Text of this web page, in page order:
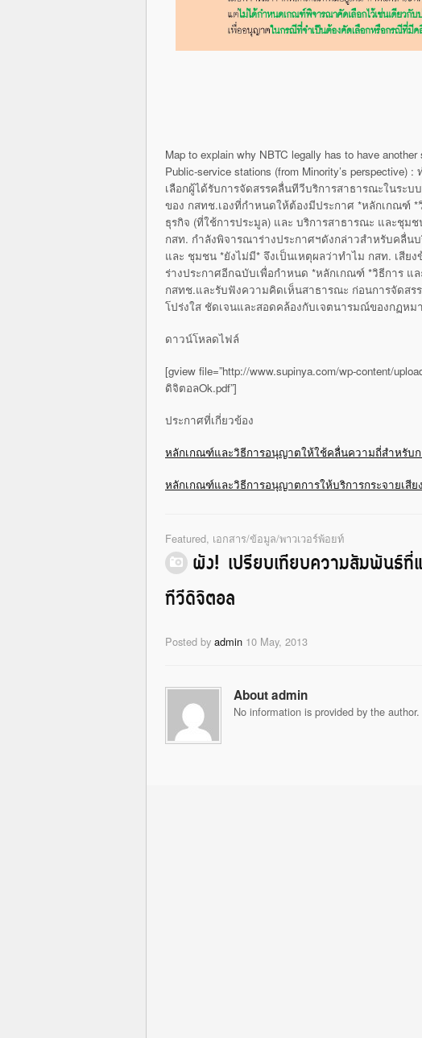
Map to explain why NBTC legally has to have
Public-service stations (from Minority’s
เลือกผู้ได้รับการจัดสรรคลื่นทีวีบริการสาธารณะในระบ
ของ กสทช.เองที่กำหนดให้ต้องมีประกาศ *หลักเกณฑ์ *
ธุรกิจ (ที่ใช้การประมูล) และ บริการสาธารณะ และชุ
กสท. กำลังพิจารณาร่างประกาศฯดังกล่าวสำหรับคลื่น
และ ชุมชน *ยังไม่มี* จึงเป็นเหตุผลว่าทำไม กสท. เสีย
ร่างประกาศอีกฉบับเพื่อกำหนด *หลักเกณฑ์ *วิธีการ แ
กสทช.และรับฟังความคิดเห็นสาธารณะ ก่อนการจัดส
โปร่งใส ชัดเจนและสอดคล้องกับเจตนารมณ์ของกฏห
ดาวน์โหลดไฟล์
[gview file=”http://www.supinya.com/wp-content/
ดิจิตอลOk.pdf”]
ประกาศที่เกี่ยวข้อง
หลักเกณฑ์และวิธีการอนุญาตให้ใช้คลื่นความถี่สําหรับ
หลักเกณฑ์และวิธีการอนุญาตการให้บริการกระจายเสี
Featured, เอกสาร/ข้อมูล/พาวเวอร์พ้อยท์
ผัง! เปรียบเทียบความสัมพันธ์
ทีวีดิจิตอล
Posted by admin 10 May, 2013
About admin
No information is provided by the author.